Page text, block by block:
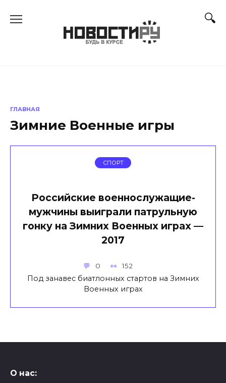
ГЛАВНАЯ
Зимние Военные игры
СПОРТ
Российские военнослужащие-
мужчины выиграли патрульную
гонку на Зимних Военных играх —
2017
0 152
Под занавес биатлонных стартов на Зимних
Военных играх
О нас: